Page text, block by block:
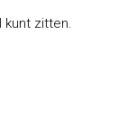
kunt zitten.